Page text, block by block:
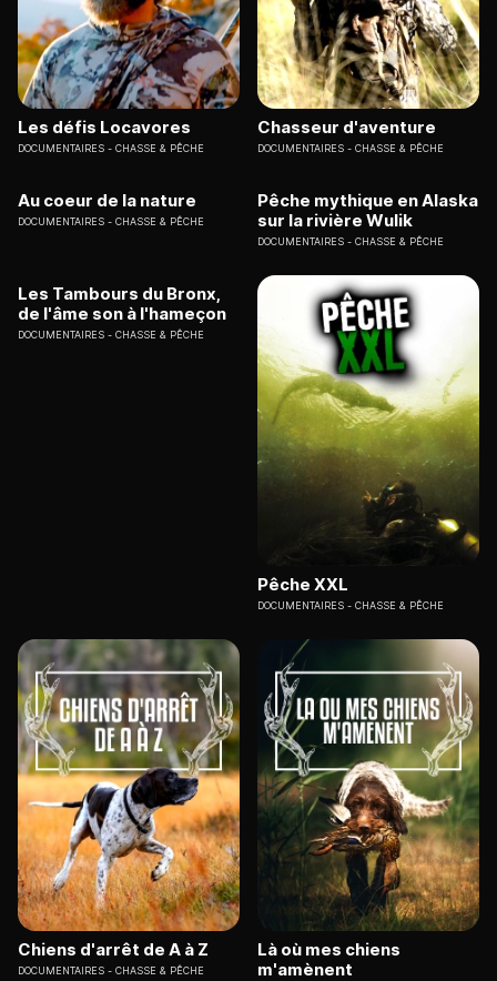
Les défis Locavores
DOCUMENTAIRES CHASSE & PÊCHE
Chasseur d'aventure
DOCUMENTAIRES CHASSE & PÊCHE
Au coeur de la nature
DOCUMENTAIRES CHASSE & PÊCHE
Pêche mythique en Alaska
sur la rivière Wulik
DOCUMENTAIRES CHASSE & PÊCHE
Les Tambours du Bronx,
de l'âme son à l'hameçon
DOCUMENTAIRES CHASSE & PÊCHE
Pêche XXL
DOCUMENTAIRES CHASSE & PÊCHE
Chiens d'arrêt de A à Z
DOCUMENTAIRES CHASSE & PÊCHE
Là où mes chiens
m'amènent